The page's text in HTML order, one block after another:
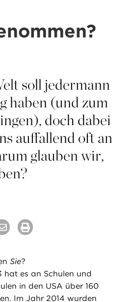
soll jedermann
haben (und zum
doch dabei
auffallend oft an
glauben wir,
Sie?
hat es an Schulen und
in den USA über 160
Im Jahr 2014 wurden